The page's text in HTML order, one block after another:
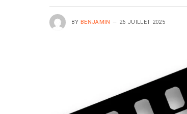
BY BENJAMIN 26 JUILLET 2025